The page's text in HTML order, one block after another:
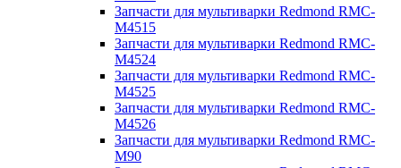
Запчасти для мультиварки Redmond RMC-
M4515
Запчасти для мультиварки Redmond RMC-
M4524
Запчасти для мультиварки Redmond RMC-
M4525
Запчасти для мультиварки Redmond RMC-
M4526
Запчасти для мультиварки Redmond RMC-
M90